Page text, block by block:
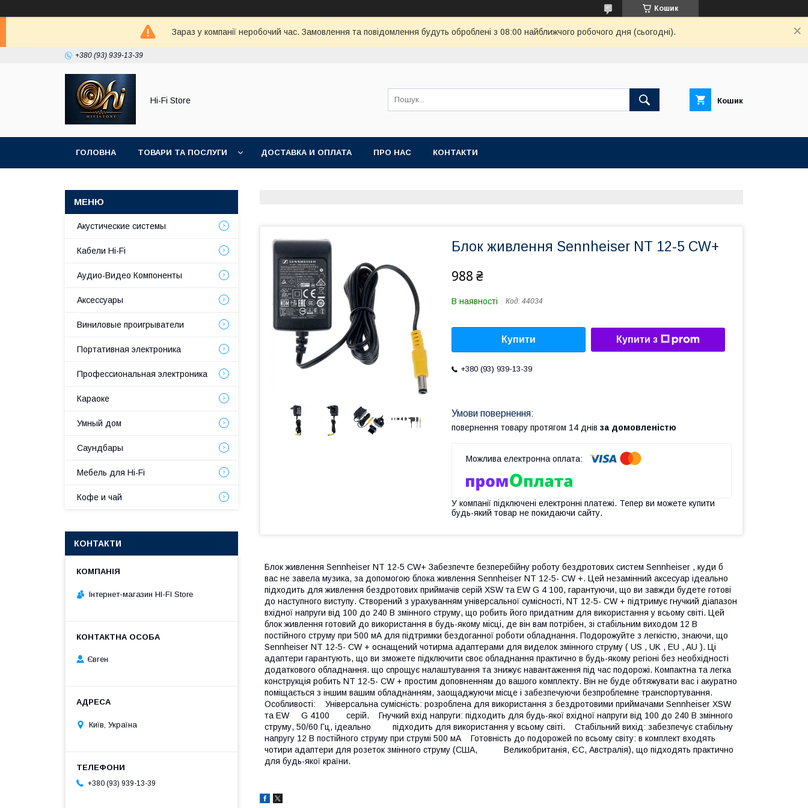
Кошик
Зараз у компанії неробочий час. Замовлення та повідомлення будуть оброблені з 08:00 найближчого робочого дня (сьогодні).
+380 (93) 939-13-39
Hi-Fi Store Кошик
ГОЛОВНА ТОВАРИ ТА ПОСЛУГИ ДОСТАВКА И ОПЛАТА ПРО НАС КОНТАКТИ
Блок живлення Sennheiser NT 12-5 CW+
988 ₴
В наявності Код: 44034
Купити Купити з
+380 (93) 939-13-39
повернення товару протягом 14 днів за домовленістю
У компанії підключені електронні платежі. Тепер ви можете купити
будь-який товар не покидаючи сайту.
Блок живлення Sennheiser NT 12-5 CW+ Забезпечте безперебійну роботу бездротових систем Sennheiser , куди б
вас не завела музика, за допомогою блока живлення Sennheiser NT 12-5- CW +. Цей незамінний аксесуар ідеально
підходить для живлення бездротових приймачів серій XSW та EW G 4 100, гарантуючи, що ви завжди будете готові
до наступного виступу. Створений з урахуванням універсальної сумісності, NT 12-5- CW + підтримує гнучкий діапазон
вхідної напруги від 100 до 240 В змінного струму, що робить його придатним для використання у всьому світі. Цей
блок живлення готовий до використання в будь-якому місці, де він вам потрібен, зі стабільним виходом 12 В
постійного струму при 500 мА для підтримки бездоганної роботи обладнання. Подорожуйте з легкістю, знаючи, що
Sennheiser NT 12-5- CW + оснащений чотирма адаптерами для виделок змінного струму ( US , UK , EU , AU ). Ці
адаптери гарантують, що ви зможете підключити своє обладнання практично в будь-якому регіоні без необхідності
додаткового обладнання. що спрощує налаштування та знижує навантаження під час подорожі. Компактна та легка
конструкція робить NT 12-5- CW + простим доповненням до вашого комплекту. Він не буде обтяжувати вас і акуратно
поміщається з іншим вашим обладнанням, заощаджуючи місце і забезпечуючи безпроблемне транспортування.
Особливості: Універсальна сумісність: розроблена для використання з бездротовими приймачами Sennheiser XSW
та EW G 4100 серій. Гнучкий вхід напруги: підходить для будь-якої вхідної напруги від 100 до 240 В змінного
струму, 50/60 Гц, ідеально підходить для використання у всьому світі. Стабільний вихід: забезпечує стабільну
напругу 12 В постійного струму при струмі 500 мА Готовність до подорожей по всьому світу: в комплект входять
чотири адаптери для розеток змінного струму (США, Великобританія, ЄС, Австралія), що підходять практично
для будь-якої країни.
Акустические системы
Кабели Hi-Fi
Аудио-Видео Компоненты
Аксессуары
Виниловые проигрыватели
Портативная электроника
Профессиональная электроника
Караоке
Умный дом
Саундбары
Мебель для Hi-Fi
Кофе и чай
КОНТАКТИ
Інтернет-магазин HI-FI Store
Євген
Київ, Україна
+380 (93) 939-13-39